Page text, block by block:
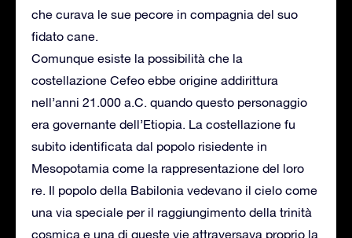
che curava le sue pecore in compagnia del suo
fidato cane.
Comunque esiste la possibilità che la
costellazione Cefeo ebbe origine addirittura
nell’anni 21.000 a.C. quando questo personaggio
era governante dell’Etiopia. La costellazione fu
subito identificata dal popolo risiedente in
Mesopotamia come la rappresentazione del loro
re. Il popolo della Babilonia vedevano il cielo come
una via speciale per il raggiungimento della trinità
cosmica e una di queste vie attraversava proprio la